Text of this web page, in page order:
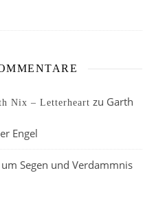
Nix – Letterheart zu Garth
Engel
Segen und Verdammnis